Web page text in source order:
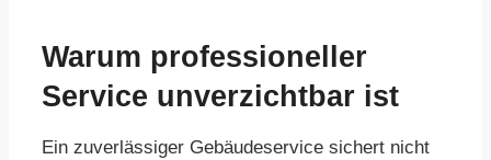
Warum professioneller
Service unverzichtbar ist
Ein zuverlässiger Gebäudeservice sichert nicht